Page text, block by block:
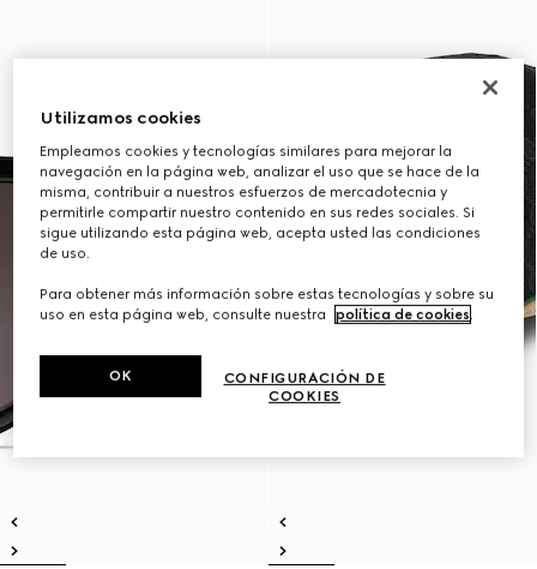
Utilizamos cookies
Empleamos cookies y tecnologías similares para mejorar la
navegación en la página web, analizar el uso que se hace de la
misma, contribuir a nuestros esfuerzos de mercadotecnia y
permitirle compartir nuestro contenido en sus redes sociales. Si
sigue utilizando esta página web, acepta usted las condiciones
de uso.
Para obtener más información sobre estas tecnologías y sobre su
uso en esta página web, consulte nuestra
política de cookies.
CONFIGURACIÓN DE
COOKIES
OK